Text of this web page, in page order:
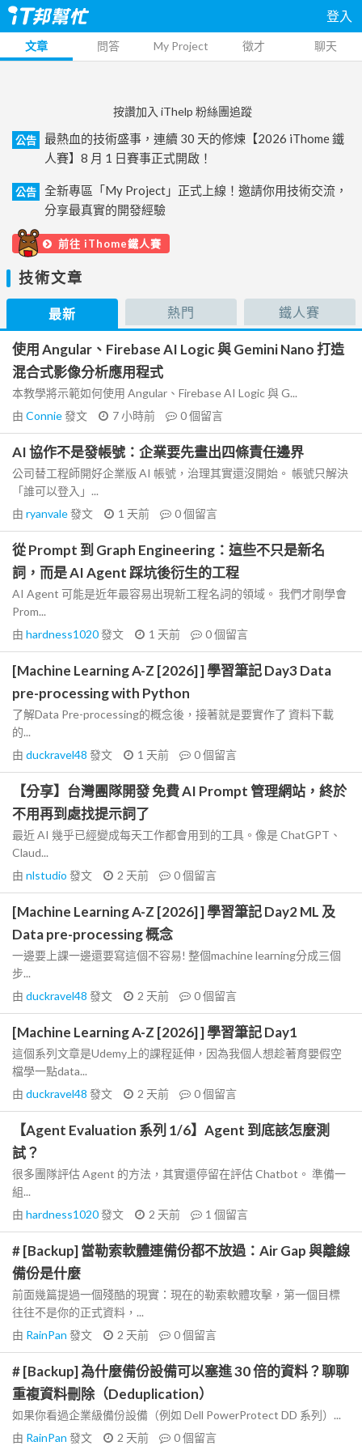
登入
文章 問答 My Project 徵才 聊天
按讚加入 iThelp 粉絲團追蹤
公告
最熱血的技術盛事，連續 30 天的修煉【2026 iThome 鐵
人賽】8 月 1 日賽事正式開啟！
公告
全新專區「My Project」正式上線！邀請你用技術交流，
分享最真實的開發經驗
前往 iThome鐵人賽
技術文章
最新 熱門 鐵人賽
使用 Angular、Firebase AI Logic 與 Gemini Nano 打造
混合式影像分析應用程式
本教學將示範如何使用 Angular、Firebase AI Logic 與 G...
由 Connie發文 7 小時前 0個留言
AI 協作不是發帳號：企業要先畫出四條責任邊界
公司替工程師開好企業版 AI 帳號，治理其實還沒開始。 帳號只解決
「誰可以登入」...
由 ryanvale發文 1 天前 0個留言
從 Prompt 到 Graph Engineering：這些不只是新名
詞，而是 AI Agent 踩坑後衍生的工程
AI Agent 可能是近年最容易出現新工程名詞的領域。 我們才剛學會
Prom...
由 hardness1020發文 1 天前 0個留言
[Machine Learning A-Z [2026] ] 學習筆記 Day3 Data
pre-processing with Python
了解Data Pre-processing的概念後，接著就是要實作了 資料下載
的...
由 duckravel48 發文 1 天前 0個留言
【分享】台灣團隊開發 免費 AI Prompt 管理網站，終於
不用再到處找提示詞了
最近 AI 幾乎已經變成每天工作都會用到的工具。像是 ChatGPT、
Claud...
由 nlstudio 發文 2 天前 0個留言
[Machine Learning A-Z [2026] ] 學習筆記 Day2 ML 及
Data pre-processing 概念
一邊要上課一邊還要寫這個不容易! 整個machine learning分成三個
步...
由 duckravel48 發文 2 天前 0個留言
[Machine Learning A-Z [2026] ] 學習筆記 Day1
這個系列文章是Udemy上的課程延伸，因為我個人想趁著育嬰假空
檔學一點data...
由 duckravel48 發文 2 天前 0個留言
【Agent Evaluation 系列 1/6】Agent 到底該怎麼測
試？
很多團隊評估 Agent 的方法，其實還停留在評估 Chatbot。 準備一
組...
由 hardness1020發文 2 天前 1 個留言
# [Backup] 當勒索軟體連備份都不放過：Air Gap 與離線
備份是什麼
前面幾篇提過一個殘酷的現實：現在的勒索軟體攻擊，第一個目標
往往不是你的正式資料，...
由 RainPan 發文 2 天前 0個留言
# [Backup] 為什麼備份設備可以塞進 30 倍的資料？聊聊
重複資料刪除（Deduplication）
如果你看過企業級備份設備（例如 Dell PowerProtect DD 系列）...
由 RainPan 發文 2 天前 0個留言